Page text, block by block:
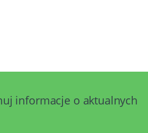
informacje o aktualnych